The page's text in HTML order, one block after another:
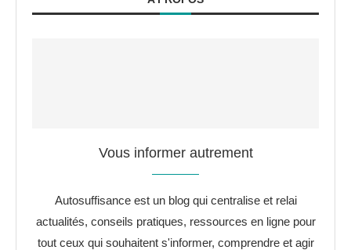
Vous informer autrement
Autosuffisance est un blog qui centralise et relai
actualités, conseils pratiques, ressources en ligne pour
tout ceux qui souhaitent s'informer, comprendre et agir